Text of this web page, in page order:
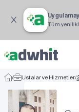
Tüm
/ Ustalar ve Hizmetler/